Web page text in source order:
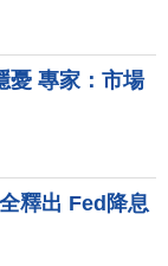
憂 專家：市場
釋出 Fed降息